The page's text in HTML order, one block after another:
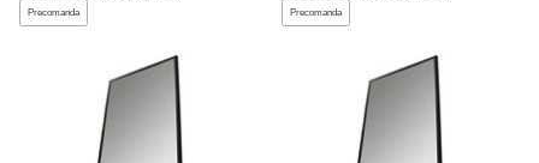
Precomanda Precomanda